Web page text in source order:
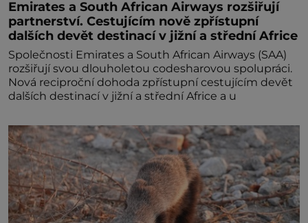
Emirates a South African Airways rozšiřují
partnerství. Cestujícím nově zpřístupní
dalších devět destinací v jižní a střední Africe
Společnosti Emirates a South African Airways (SAA)
rozšiřují svou dlouholetou codesharovou spolupráci.
Nová reciproční dohoda zpřístupní cestujícím devět
dalších destinací v jižní a střední Africe a u